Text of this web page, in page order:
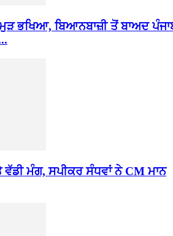
ਭਖਿਆ, ਬਿਆਨਬਾਜ਼ੀ ਤੋਂ ਬਾਅਦ
ਵੱਡੀ ਮੰਗ, ਸਪੀਕਰ ਸੰਧਵਾਂ ਨੇ CM ਮਾਨ